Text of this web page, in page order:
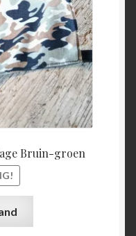
Bruin-groen